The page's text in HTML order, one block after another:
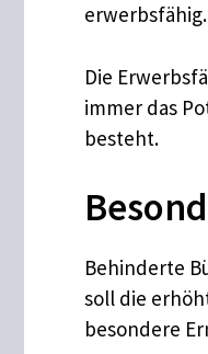
Die
immer das
besteht.
Behinderte
soll die
besondere